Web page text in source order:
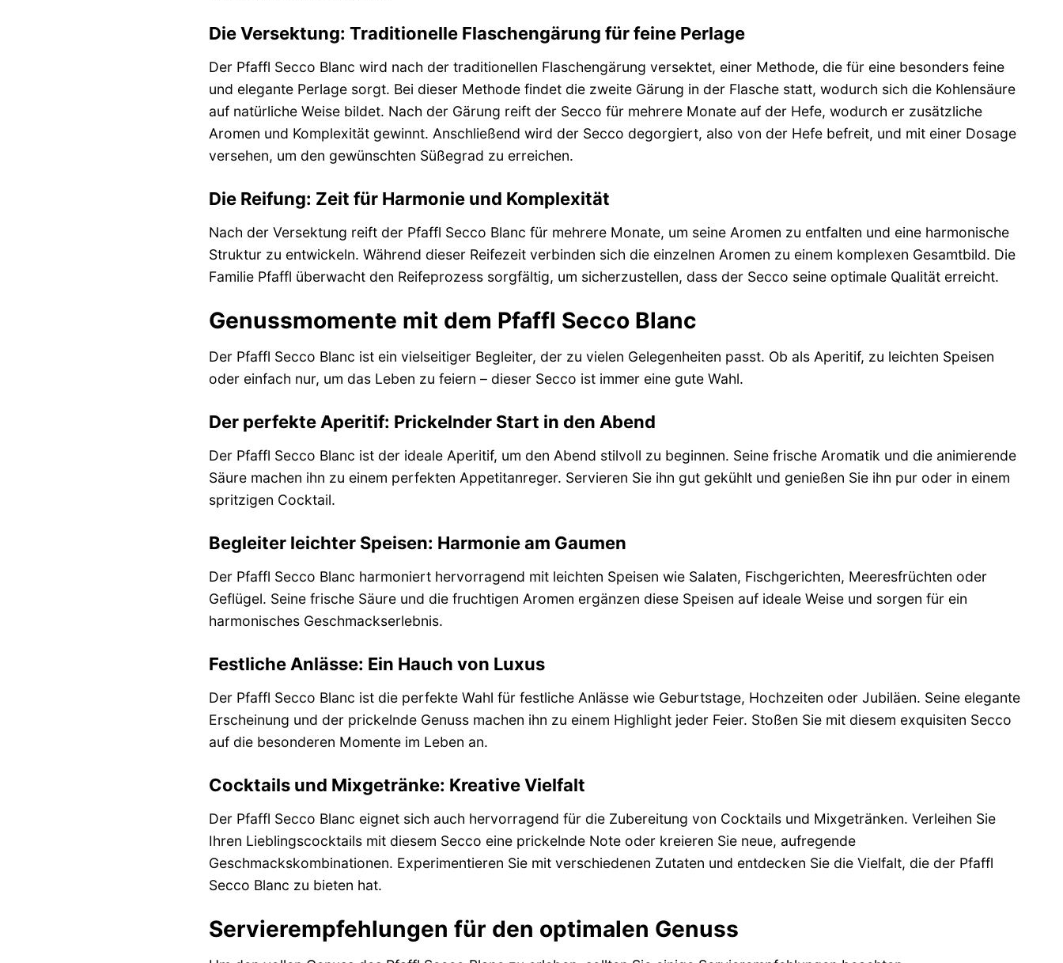
Die Versektung: Traditionelle Flaschengärung für feine Perlage
Der Pfaffl Secco Blanc wird nach der traditionellen Flaschengärung versektet, einer Methode, die für eine besonders feine
und elegante Perlage sorgt. Bei dieser Methode findet die zweite Gärung in der Flasche statt, wodurch sich die Kohlensäure
auf natürliche Weise bildet. Nach der Gärung reift der Secco für mehrere Monate auf der Hefe, wodurch er zusätzliche
Aromen und Komplexität gewinnt. Anschließend wird der Secco degorgiert, also von der Hefe befreit, und mit einer Dosage
versehen, um den gewünschten Süßegrad zu erreichen.
Die Reifung: Zeit für Harmonie und Komplexität
Nach der Versektung reift der Pfaffl Secco Blanc für mehrere Monate, um seine Aromen zu entfalten und eine harmonische
Struktur zu entwickeln. Während dieser Reifezeit verbinden sich die einzelnen Aromen zu einem komplexen Gesamtbild. Die
Familie Pfaffl überwacht den Reifeprozess sorgfältig, um sicherzustellen, dass der Secco seine optimale Qualität erreicht.
Genussmomente mit dem Pfaffl Secco Blanc
Der Pfaffl Secco Blanc ist ein vielseitiger Begleiter, der zu vielen Gelegenheiten passt. Ob als Aperitif, zu leichten Speisen
oder einfach nur, um das Leben zu feiern – dieser Secco ist immer eine gute Wahl.
Der perfekte Aperitif: Prickelnder Start in den Abend
Der Pfaffl Secco Blanc ist der ideale Aperitif, um den Abend stilvoll zu beginnen. Seine frische Aromatik und die animierende
Säure machen ihn zu einem perfekten Appetitanreger. Servieren Sie ihn gut gekühlt und genießen Sie ihn pur oder in einem
spritzigen Cocktail.
Begleiter leichter Speisen: Harmonie am Gaumen
Der Pfaffl Secco Blanc harmoniert hervorragend mit leichten Speisen wie Salaten, Fischgerichten, Meeresfrüchten oder
Geflügel. Seine frische Säure und die fruchtigen Aromen ergänzen diese Speisen auf ideale Weise und sorgen für ein
harmonisches Geschmackserlebnis.
Festliche Anlässe: Ein Hauch von Luxus
Der Pfaffl Secco Blanc ist die perfekte Wahl für festliche Anlässe wie Geburtstage, Hochzeiten oder Jubiläen. Seine elegante
Erscheinung und der prickelnde Genuss machen ihn zu einem Highlight jeder Feier. Stoßen Sie mit diesem exquisiten Secco
auf die besonderen Momente im Leben an.
Cocktails und Mixgetränke: Kreative Vielfalt
Der Pfaffl Secco Blanc eignet sich auch hervorragend für die Zubereitung von Cocktails und Mixgetränken. Verleihen Sie
Ihren Lieblingscocktails mit diesem Secco eine prickelnde Note oder kreieren Sie neue, aufregende
Geschmackskombinationen. Experimentieren Sie mit verschiedenen Zutaten und entdecken Sie die Vielfalt, die der Pfaffl
Secco Blanc zu bieten hat.
Servierempfehlungen für den optimalen Genuss